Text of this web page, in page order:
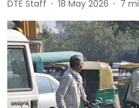
DTE Staff 18 May 2026 7